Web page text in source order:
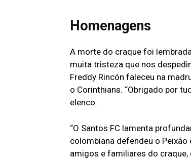
Homenagens
A morte do craque foi
muita tristeza que nos
Freddy Rincón faleceu na
o Corinthians. “Obrigado por
elenco.
“O Santos FC lamenta
colombiana defendeu o
amigos e familiares do